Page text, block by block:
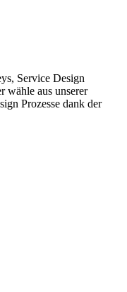
Service Design
wähle aus unserer
Prozesse dank der